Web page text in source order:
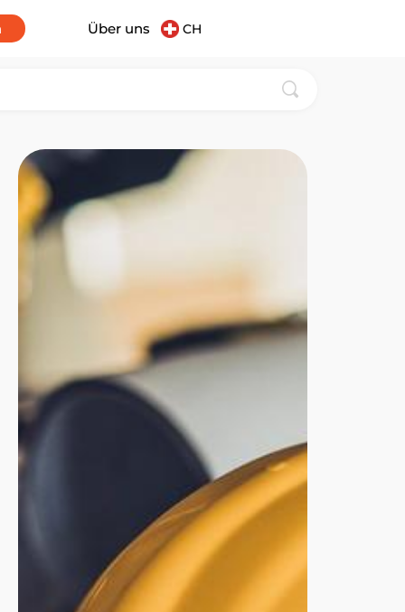
Über uns CH